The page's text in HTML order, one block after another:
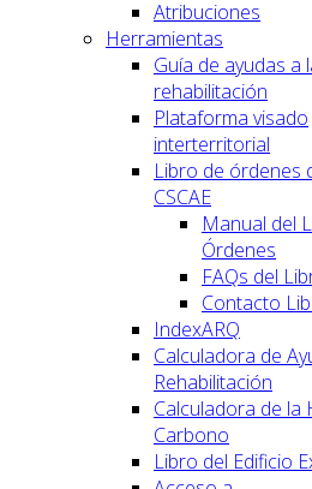
Atribuciones
Herramientas
Guía de ayudas a
rehabilitación
Plataforma visado
interterritorial
Libro de órdenes
CSCAE
Manual del
Órdenes
FAQs del
Contacto
IndexARQ
Calculadora de
Rehabilitación
Calculadora de la
Carbono
Libro del Edificio